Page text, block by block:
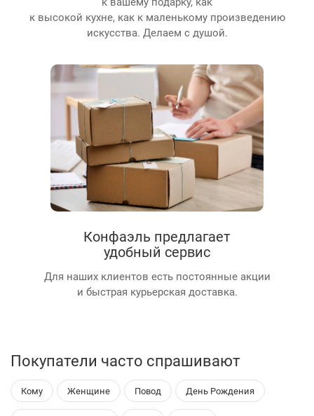
к высокой кухне, как к маленькому произведению
искусства. Делаем с душой.
Конфаэль предлагает
удобный сервис
Для наших клиентов есть постоянные акции
и быстрая курьерская доставка.
Покупатели часто спрашивают
Кому Женщине Повод День Рождения